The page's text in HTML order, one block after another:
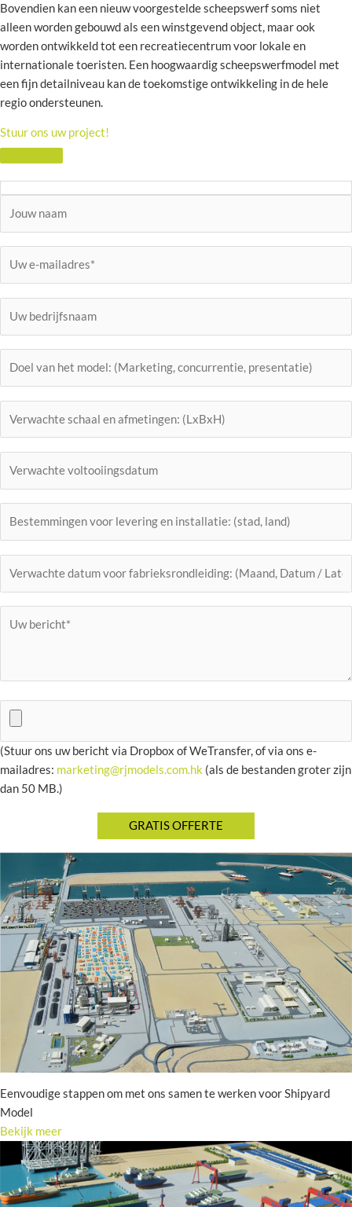
Bovendien kan een nieuw voorgestelde scheepswerf soms niet
alleen worden gebouwd als een winstgevend object, maar ook
worden ontwikkeld tot een recreatiecentrum voor lokale en
internationale toeristen. Een hoogwaardig scheepswerfmodel met
een fijn detailniveau kan de toekomstige ontwikkeling in de hele
regio ondersteunen.
Stuur ons uw project!
(Stuur ons uw bericht via Dropbox of WeTransfer, of via ons e-
mailadres: marketing@rjmodels.com.hk (als de bestanden groter zijn
dan 50 MB.)
Eenvoudige stappen om met ons samen te werken voor Shipyard
Model
Bekijk meer